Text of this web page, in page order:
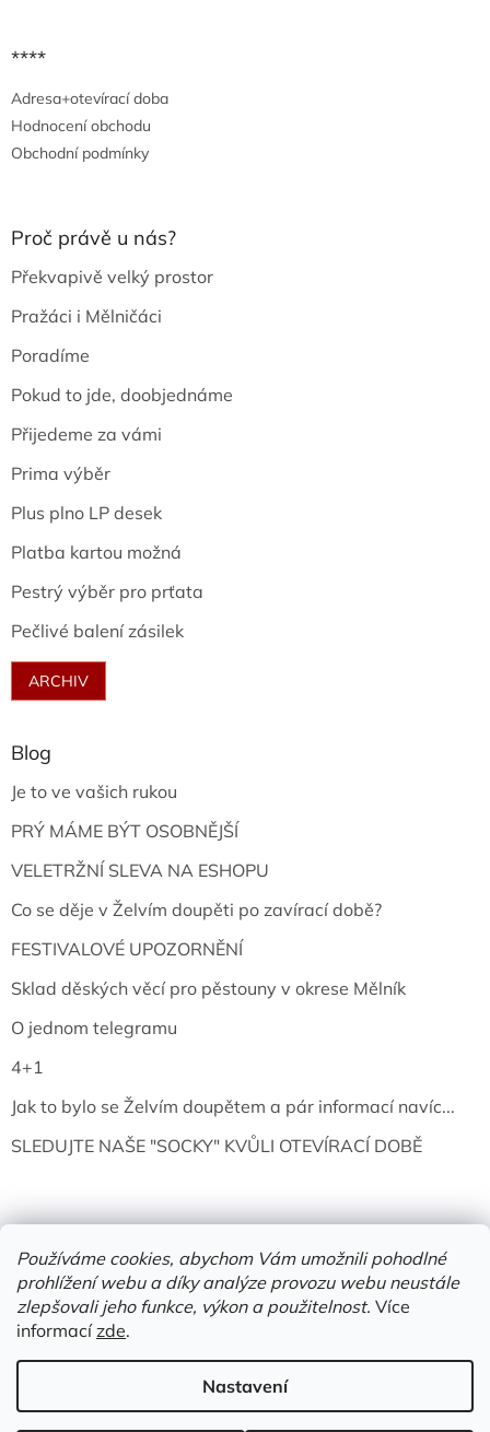
Používáme cookies, abychom Vám umožnili pohodlné
prohlížení webu a díky analýze provozu webu neustále
zlepšovali jeho funkce, výkon a použitelnost. Více
informacízde.
Nastavení
****
Adresa+otevírací doba
Hodnocení obchodu
Obchodní podmínky
Proč právě u nás?
Překvapivě velký prostor
Pražáci i Mělničáci
Poradíme
Pokud to jde, doobjednáme
Přijedeme za vámi
Prima výběr
Plus plno LP desek
Platba kartou možná
Pestrý výběr pro prťata
Pečlivé balení zásilek
ARCHIV
Blog
Je to ve vašich rukou
PRÝ MÁME BÝT OSOBNĚJŠÍ
VELETRŽNÍ SLEVA NA ESHOPU
Co se děje v Želvím doupěti po zavírací době?
FESTIVALOVÉ UPOZORNĚNÍ
Sklad děských věcí pro pěstouny v okrese Mělník
O jednom telegramu
4+1
Jak to bylo se Želvím doupětem a pár informací navíc...
SLEDUJTE NAŠE "SOCKY" KVŮLI OTEVÍRACÍ DOBĚ
Vytvořil Shoptet